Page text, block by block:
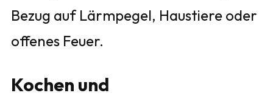
Bezug auf Lärmpegel, Haustiere oder
offenes Feuer.
Kochen und